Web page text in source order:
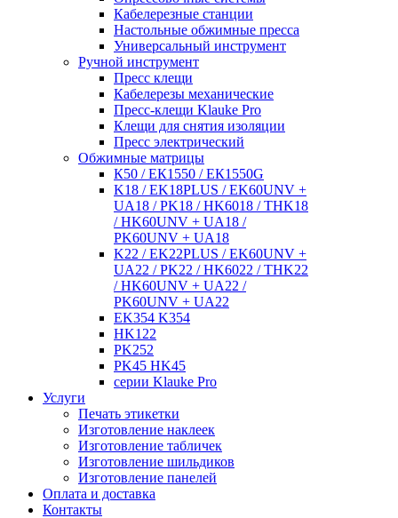
Кабелерезные станции
Настольные обжимные пресса
Универсальный инструмент
Ручной инструмент
Пресс клещи
Кабелерезы механические
Пресс-клещи Klauke Pro
Клещи для снятия изоляции
Пресс электрический
Обжимные матрицы
К50 / ЕК1550 / ЕК1550G
K18 / EK18PLUS / EK60UNV +
UA18 / PK18 / HK6018 / THK18
/ HK60UNV + UA18 /
PK60UNV + UA18
K22 / EK22PLUS / EK60UNV +
UA22 / PK22 / HK6022 / THK22
/ HK60UNV + UA22 /
PK60UNV + UA22
EK354 K354
HK122
PK252
PK45 HK45
серии Klauke Pro
Услуги
Печать этикетки
Изготовление наклеек
Изготовление табличек
Изготовление шильдиков
Изготовление панелей
Оплата и доставка
Контакты